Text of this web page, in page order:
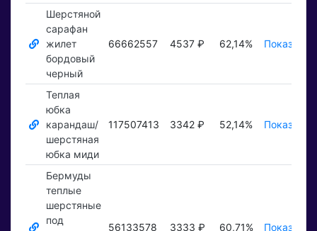
Шерстяной
сарафан
жилет
бордовый
черный
66662557 4537 ₽ 62,14% Показать
Теплая
юбка
карандаш/
шерстяная
юбка миди
117507413 3342 ₽ 52,14% Показать
Бермуды
теплые
шерстяные
под
56133578 3333 ₽ 60,71% Показать